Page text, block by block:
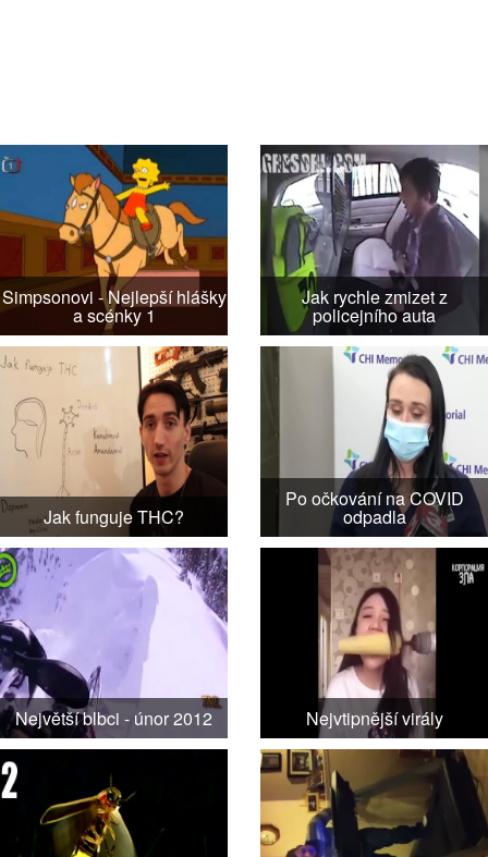
Simpsonovi - Nejlepší hlášky
a scénky 1
Jak rychle zmizet z
policejního auta
Jak funguje THC?
Po očkování na COVID
odpadla
Největší blbci - únor 2012 Nejvtipnější virály